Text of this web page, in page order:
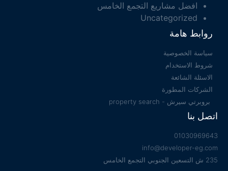
افضل مشاريع التجمع الخامس
Uncategorized
روابط هامة
سياسة الخصوصية
شروط الاستخدام
الاسئلة الشائعة
الشركات المطورة
بروبرتي سيرش - property search
اتصل بنا
01030969643
info@developer-eg.com
235 ش التسعين الجنوبي التجمع الخامس